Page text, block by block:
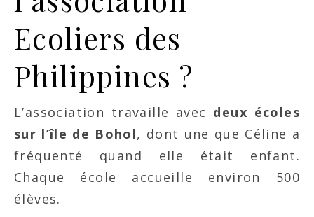
Ecoliers des
Philippines ?
L’association travaille avec deux écoles
sur l’île de Bohol, dont une que Céline a
fréquenté quand elle était enfant.
Chaque école accueille environ 500
élèves.